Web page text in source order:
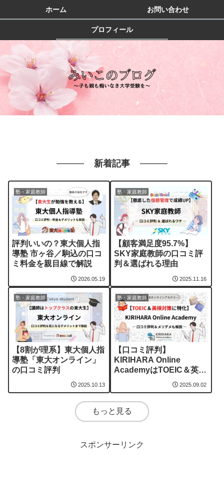
ホーム お問い合わせ
プロフィール
新着記事
塾・家庭教師
評判いいの？東大個人指
導塾 市ヶ谷／駒込の口コ
ミ料金を親目線で解説
2026.05.19
塾・家庭教師
【顧客満足度95.7%】
SKY家庭教師の口コミ評
判＆選ばれる理由
2025.11.16
塾・家庭教師
【8割が理系】東大個人指
導塾「東大オンライン」
の口コミ評判
2025.10.13
塾・家庭教師
【口コミ評判】
KIRIHARA Online
AcademyはTOEIC＆英検
2025.09.02
もっと見る
スポンサーリンク